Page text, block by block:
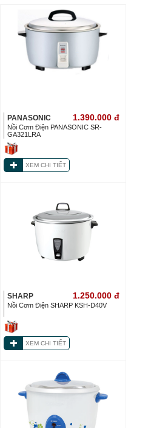
PANASONIC 1.390.000 đ
Nồi Cơm Điện PANASONIC SR-
GA321LRA
XEM CHI TIẾT
SHARP 1.250.000 đ
Nồi Cơm Điện SHARP KSH-D40V
XEM CHI TIẾT